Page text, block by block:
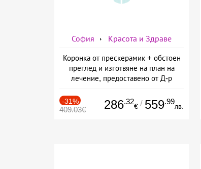
София Красота и Здраве
Коронка от прескерамик + обстоен
преглед и изготвяне на план на
лечение, предоставено от Д-р
-31%
409.03€ 286.32
€ / 559.99
лв.